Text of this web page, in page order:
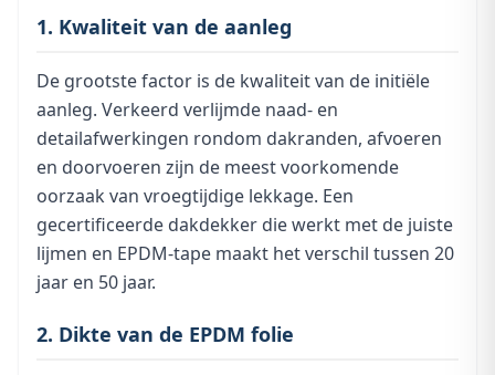
1. Kwaliteit van de aanleg
De grootste factor is de kwaliteit van de initiële
aanleg. Verkeerd verlijmde naad- en
detailafwerkingen rondom dakranden, afvoeren
en doorvoeren zijn de meest voorkomende
oorzaak van vroegtijdige lekkage. Een
gecertificeerde dakdekker die werkt met de juiste
lijmen en EPDM-tape maakt het verschil tussen 20
jaar en 50 jaar.
2. Dikte van de EPDM folie